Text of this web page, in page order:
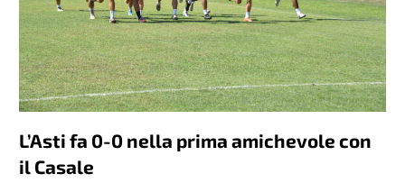
L’Asti fa 0-0 nella prima amichevole con
il Casale